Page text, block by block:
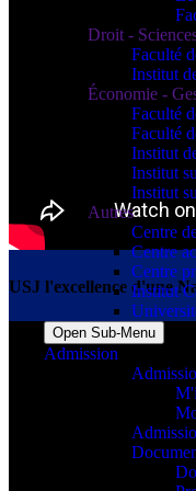
Droit -
Faculté
Institut
Économie -
Faculté
Faculté
Institut
Institut
Institut
Autres
Centre
Centre
Centre
Institut
Open Sub-Menu
Admission
USJ l'excellence d'une